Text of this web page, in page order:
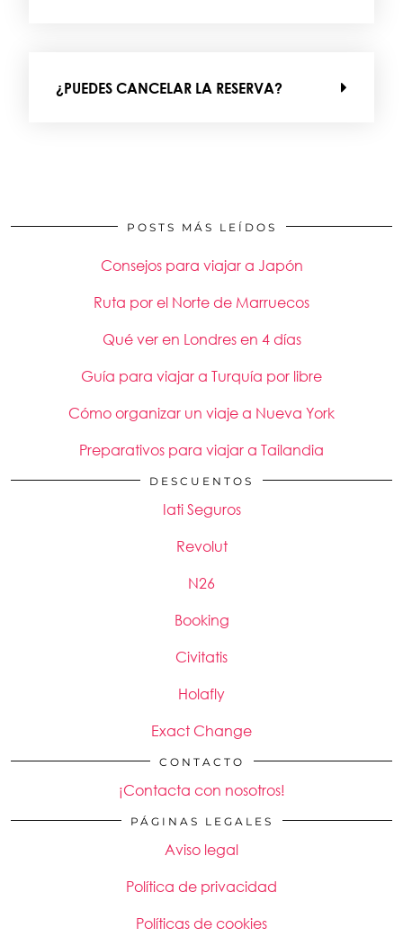
¿PUEDES CANCELAR LA RESERVA?
POSTS MÁS LEÍDOS
Consejos para viajar a Japón
Ruta por el Norte de Marruecos
Qué ver en Londres en 4 días
Guía para viajar a Turquía por libre
Cómo organizar un viaje a Nueva York
Preparativos para viajar a Tailandia
DESCUENTOS
Iati Seguros
Revolut
N26
Booking
Civitatis
Holafly
Exact Change
CONTACTO
¡Contacta con nosotros!
PÁGINAS LEGALES
Aviso legal
Política de privacidad
Políticas de cookies